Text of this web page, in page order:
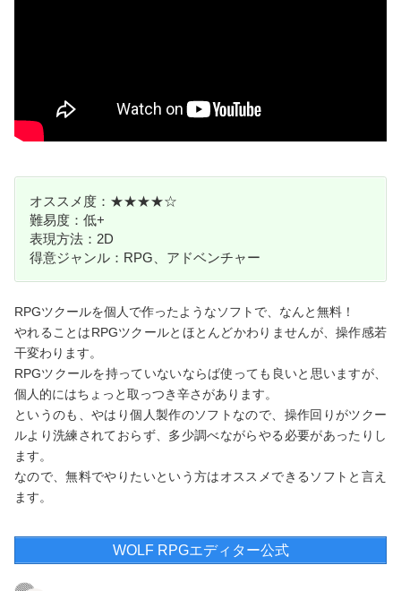
オススメ度：★★★★☆
難易度：低+
表現方法：2D
得意ジャンル：RPG、アドベンチャー
RPGツクールを個人で作ったようなソフトで、なんと無料！
やれることはRPGツクールとほとんどかわりませんが、操作感若
干変わります。
RPGツクールを持っていないならば使っても良いと思いますが、
個人的にはちょっと取っつき辛さがあります。
というのも、やはり個人製作のソフトなので、操作回りがツクー
ルより洗練されておらず、多少調べながらやる必要があったりし
ます。
なので、無料でやりたいという方はオススメできるソフトと言え
ます。
WOLF RPGエディター公式